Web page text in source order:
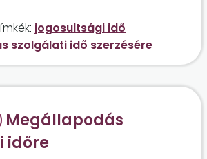
jogosultsági idő
szolgálati idő szerzésére
Megállapodás
időre